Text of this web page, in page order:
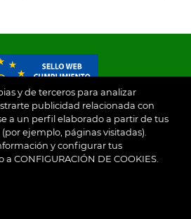
y de terceros para analizar
publicidad relacionada con
a un perfil elaborado a partir de tus
ejemplo, páginas visitadas).
y configurar tus
CONFIGURACIÓN DE COOKIES.
de la Sagra Aviso Legal